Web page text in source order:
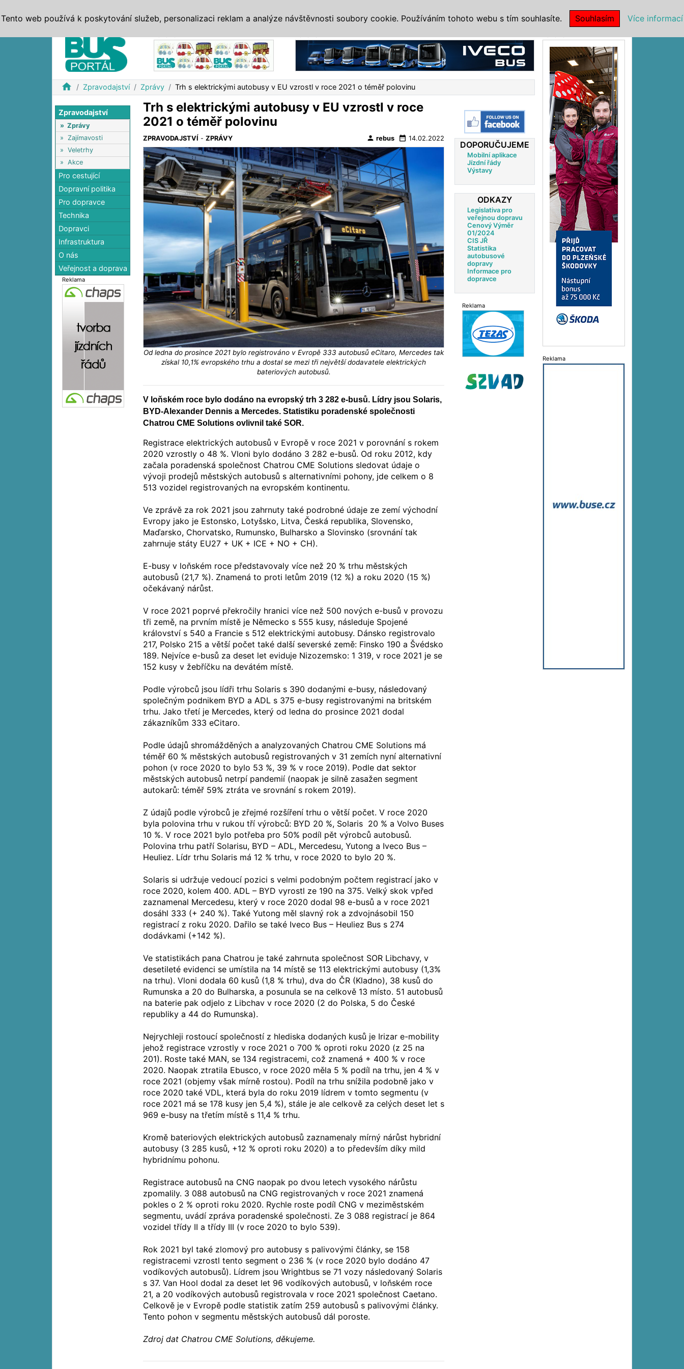
home Zpravodajství Zprávy Trh s elektrickými autobusy v EU vzrostl v roce 2021 o téměř polovinu
Zpravodajství
» Zprávy
» Zajímavosti
» Veletrhy
» Akce
Pro cestující
Dopravní politika
Pro dopravce
Technika
Dopravci
Infrastruktura
O nás
Veřejnost a doprava
Reklama
Trh s elektrickými autobusy v EU vzrostl v roce
2021 o téměř polovinu
ZPRAVODAJSTVÍ -ZPRÁVY person rebus date_range 14.02.2022
Od ledna do prosince 2021 bylo registrováno v Evropě 333 autobusů eCitaro, Mercedes tak
získal 10,1% evropského trhu a dostal se mezi tři největší dodavatele elektrických
bateriových autobusů.
V loňském roce bylo dodáno na evropský trh 3 282 e-busů. Lídry jsou Solaris,
BYD-Alexander Dennis a Mercedes. Statistiku poradenské společnosti
Chatrou CME Solutions ovlivnil také SOR.
Registrace elektrických autobusů v Evropě v roce 2021 v porovnání s rokem
2020 vzrostly o 48 %. Vloni bylo dodáno 3 282 e-busů. Od roku 2012, kdy
začala poradenská společnost Chatrou CME Solutions sledovat údaje o
vývoji prodejů městských autobusů s alternativními pohony, jde celkem o 8
513 vozidel registrovaných na evropském kontinentu.
Ve zprávě za rok 2021 jsou zahrnuty také podrobné údaje ze zemí východní
Evropy jako je Estonsko, Lotyšsko, Litva, Česká republika, Slovensko,
Maďarsko, Chorvatsko, Rumunsko, Bulharsko a Slovinsko (srovnání tak
zahrnuje státy EU27 + UK + ICE + NO + CH).
E-busy v loňském roce představovaly více než 20 % trhu městských
autobusů (21,7 %). Znamená to proti letům 2019 (12 %) a roku 2020 (15 %)
očekávaný nárůst.
V roce 2021 poprvé překročily hranici více než 500 nových e-busů v provozu
tři země, na prvním místě je Německo s 555 kusy, následuje Spojené
království s 540 a Francie s 512 elektrickými autobusy. Dánsko registrovalo
217, Polsko 215 a větší počet také další severské země: Finsko 190 a Švédsko
189. Nejvíce e-busů za deset let eviduje Nizozemsko: 1 319, v roce 2021 je se
152 kusy v žebříčku na devátém místě.
Podle výrobců jsou lídři trhu Solaris s 390 dodanými e-busy, následovaný
společným podnikem BYD a ADL s 375 e-busy registrovanými na britském
trhu. Jako třetí je Mercedes, který od ledna do prosince 2021 dodal
zákazníkům 333 eCitaro.
Podle údajů shromážděných a analyzovaných Chatrou CME Solutions má
téměř 60 % městských autobusů registrovaných v 31 zemích nyní alternativní
pohon (v roce 2020 to bylo 53 %, 39 % v roce 2019). Podle dat sektor
městských autobusů netrpí pandemií (naopak je silně zasažen segment
autokarů: téměř 59% ztráta ve srovnání s rokem 2019).
Z údajů podle výrobců je zřejmé rozšíření trhu o větší počet. V roce 2020
byla polovina trhu v rukou tří výrobců: BYD 20 %, Solaris 20 % a Volvo Buses
10 %. V roce 2021 bylo potřeba pro 50% podíl pět výrobců autobusů.
Polovina trhu patří Solarisu, BYD – ADL, Mercedesu, Yutong a Iveco Bus –
Heuliez. Lídr trhu Solaris má 12 % trhu, v roce 2020 to bylo 20 %.
Solaris si udržuje vedoucí pozici s velmi podobným počtem registrací jako v
roce 2020, kolem 400. ADL – BYD vyrostl ze 190 na 375. Velký skok vpřed
zaznamenal Mercedesu, který v roce 2020 dodal 98 e-busů a v roce 2021
dosáhl 333 (+ 240 %). Také Yutong měl slavný rok a zdvojnásobil 150
registrací z roku 2020. Dařilo se také Iveco Bus – Heuliez Bus s 274
dodávkami (+142 %).
Ve statistikách pana Chatrou je také zahrnuta společnost SOR Libchavy, v
desetileté evidenci se umístila na 14 místě se 113 elektrickými autobusy (1,3%
na trhu). Vloni dodala 60 kusů (1,8 % trhu), dva do ČR (Kladno), 38 kusů do
Rumunska a 20 do Bulharska, a posunula se na celkově 13 místo. 51 autobusů
na baterie pak odjelo z Libchav v roce 2020 (2 do Polska, 5 do České
republiky a 44 do Rumunska).
Nejrychleji rostoucí společností z hlediska dodaných kusů je Irizar e-mobility
jehož registrace vzrostly v roce 2021 o 700 % oproti roku 2020 (z 25 na
201). Roste také MAN, se 134 registracemi, což znamená + 400 % v roce
2020. Naopak ztratila Ebusco, v roce 2020 měla 5 % podíl na trhu, jen 4 % v
roce 2021 (objemy však mírně rostou). Podíl na trhu snížila podobně jako v
roce 2020 také VDL, která byla do roku 2019 lídrem v tomto segmentu (v
roce 2021 má se 178 kusy jen 5,4 %), stále je ale celkově za celých deset let s
969 e-busy na třetím místě s 11,4 % trhu.
Kromě bateriových elektrických autobusů zaznamenaly mírný nárůst hybridní
autobusy (3 285 kusů, +12 % oproti roku 2020) a to především díky mild
hybridnímu pohonu.
Registrace autobusů na CNG naopak po dvou letech vysokého nárůstu
zpomalily. 3 088 autobusů na CNG registrovaných v roce 2021 znamená
pokles o 2 % oproti roku 2020. Rychle roste podíl CNG v meziměstském
segmentu, uvádí zpráva poradenské společnosti. Ze 3 088 registrací je 864
vozidel třídy II a třídy III (v roce 2020 to bylo 539).
Rok 2021 byl také zlomový pro autobusy s palivovými články, se 158
registracemi vzrostl tento segment o 236 % (v roce 2020 bylo dodáno 47
vodíkových autobusů). Lídrem jsou Wrightbus se 71 vozy následovaný Solaris
s 37. Van Hool dodal za deset let 96 vodíkových autobusů, v loňském roce
21, a 20 vodíkových autobusů registrovala v roce 2021 společnost Caetano.
Celkově je v Evropě podle statistik zatím 259 autobusů s palivovými články.
Tento pohon v segmentu městských autobusů dál poroste.
Zdroj dat Chatrou CME Solutions, děkujeme.
DOPORUČUJEME
Mobilní aplikace
Jízdní řády
Výstavy
ODKAZY
Legislativa pro
veřejnou dopravu
Cenový Výměr
01/2024
CIS JŘ
Statistika
autobusové
dopravy
Informace pro
dopravce
Reklama
Reklama
Tento web používá k poskytování služeb, personalizaci reklam a analýze návštěvnosti soubory cookie. Používáním tohoto webu s tím souhlasíte. Souhlasím Více informací